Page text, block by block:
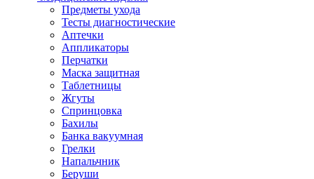
Предметы ухода
Тесты диагностические
Аптечки
Аппликаторы
Перчатки
Маска защитная
Таблетницы
Жгуты
Спринцовка
Бахилы
Банка вакуумная
Грелки
Напальчник
Беруши